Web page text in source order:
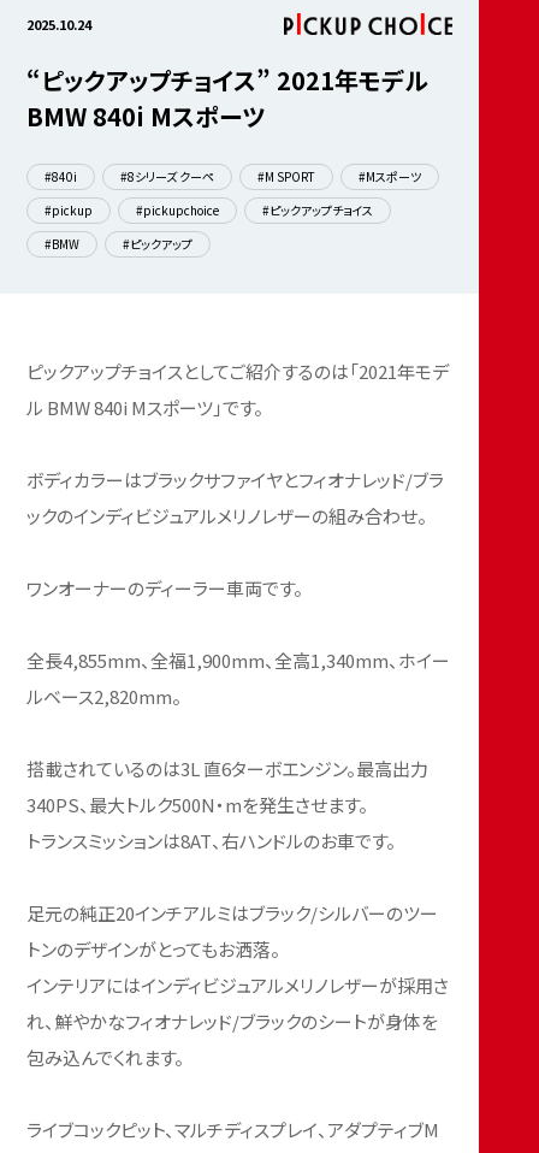
2025.10.24
“ピックアップチョイス” 2021年モデル
BMW 840i Mスポーツ
#840i #8シリーズ クーペ #M SPORT
#Mスポーツ
#pickup
#pickupchoice
#ピックアップチョイス
#BMW
#ピックアップ
ピックアップチョイスとしてご紹介するのは「2021年モデ
ル BMW 840i Mスポーツ」です。
ボディカラーはブラックサファイヤとフィオナレッド/ブラ
ックのインディビジュアルメリノレザーの組み合わせ。
ワンオーナーのディーラー車両です。
全長4,855mm、全福1,900mm、全高1,340mm、ホイー
ルベース2,820mm。
搭載されているのは3L 直6ターボエンジン。最高出力
340PS、最大トルク500N・mを発生させます。
トランスミッションは8AT、右ハンドルのお車です。
足元の純正20インチアルミはブラック/シルバーのツー
トンのデザインがとってもお洒落。
インテリアにはインディビジュアルメリノレザーが採用さ
れ、鮮やかなフィオナレッド/ブラックのシートが身体を
包み込んでくれます。
ライブコックピット、マルチディスプレイ、アダプティブM